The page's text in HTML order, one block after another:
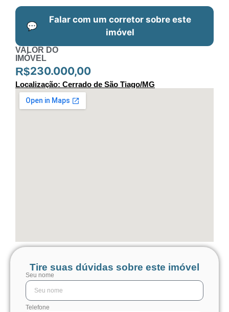
💬
Falar com um corretor sobre este
imóvel
VALOR DO
IMÓVEL
R$230.000,00
Localização: Cerrado de São Tiago/MG
Tire suas dúvidas sobre este imóvel
Seu nome
Telefone